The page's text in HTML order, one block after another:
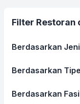
Filter Restoran
Berdasarkan
Berdasarkan
Berdasarkan